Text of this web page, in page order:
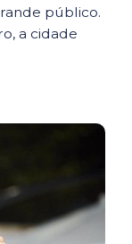
público.
a cidade